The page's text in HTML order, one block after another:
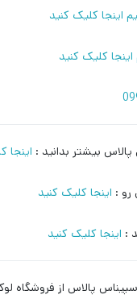
اینجا کلیک کنید
کلیک کنید
بیشتر بدانید : اینجا
: اینجا کلیک کنید
: اینجا کلیک کنید
پالاس از فروشگاه